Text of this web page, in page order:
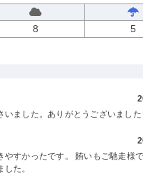
8 5
ました。ありがとうございました
すかったです。 賄いもご馳走様
た。